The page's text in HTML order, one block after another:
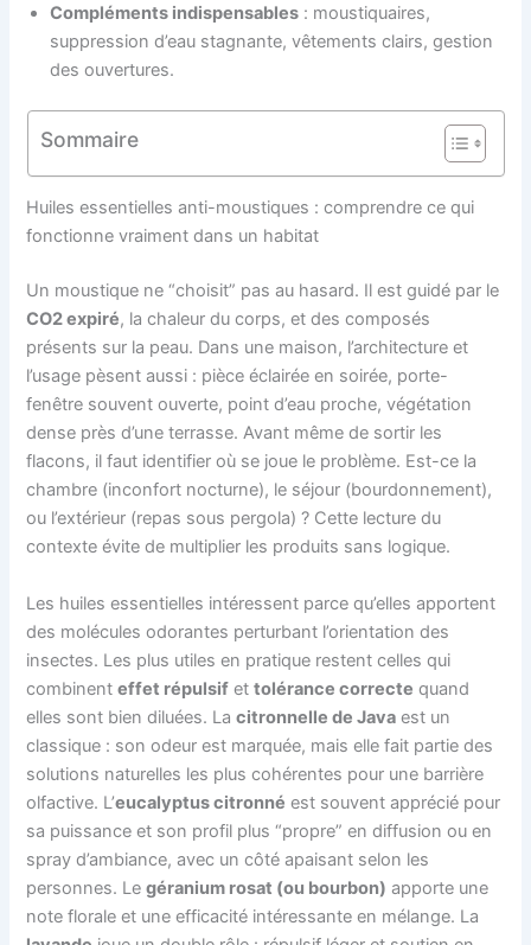
Compléments indispensables : moustiquaires,
suppression d’eau stagnante, vêtements clairs, gestion
des ouvertures.
Sommaire
Huiles essentielles anti-moustiques : comprendre ce qui
fonctionne vraiment dans un habitat
Un moustique ne “choisit” pas au hasard. Il est guidé par le
CO2 expiré, la chaleur du corps, et des composés
présents sur la peau. Dans une maison, l’architecture et
l’usage pèsent aussi : pièce éclairée en soirée, porte-
fenêtre souvent ouverte, point d’eau proche, végétation
dense près d’une terrasse. Avant même de sortir les
flacons, il faut identifier où se joue le problème. Est-ce la
chambre (inconfort nocturne), le séjour (bourdonnement),
ou l’extérieur (repas sous pergola) ? Cette lecture du
contexte évite de multiplier les produits sans logique.
Les huiles essentielles intéressent parce qu’elles apportent
des molécules odorantes perturbant l’orientation des
insectes. Les plus utiles en pratique restent celles qui
combinenteffet répulsif ettolérance correcte quand
elles sont bien diluées. Lacitronnelle de Java est un
classique : son odeur est marquée, mais elle fait partie des
solutions naturelles les plus cohérentes pour une barrière
olfactive. L’eucalyptus citronné est souvent apprécié pour
sa puissance et son profil plus “propre” en diffusion ou en
spray d’ambiance, avec un côté apaisant selon les
personnes. Legéranium rosat (ou bourbon) apporte une
note florale et une efficacité intéressante en mélange. La